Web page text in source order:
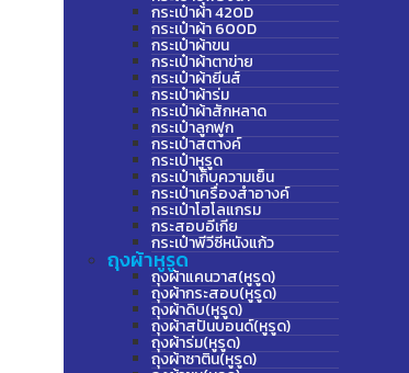
กระเป๋าผ้า 420D
กระเป๋าผ้า 600D
กระเป๋าผ้าขน
กระเป๋าผ้าตาข่าย
กระเป๋าผ้ายีนส์
กระเป๋าผ้าร่ม
กระเป๋าผ้าสักหลาด
กระเป๋าลูกฟูก
กระเป๋าสตางค์
กระเป๋าหูรูด
กระเป๋าเก็บความเย็น
กระเป๋าเครื่องสำอางค์
กระเป๋าโฮโลแกรม
กระสอบอีเกีย
กระเป๋าพีวีซีหนังแก้ว
ถุงผ้าหูรูด
ถุงผ้าแคนวาส(หูรูด)
ถุงผ้ากระสอบ(หูรูด)
ถุงผ้าดิบ(หูรูด)
ถุงผ้าสปันบอนด์(หูรูด)
ถุงผ้าร่ม(หูรูด)
ถุงผ้าซาติน(หูรูด)